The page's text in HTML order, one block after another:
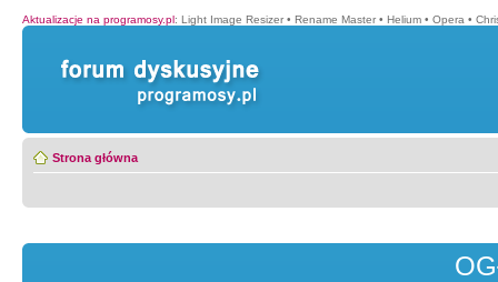
Aktualizacje na programosy.pl: Light Image Resizer • Rename Master • Helium • Opera •
Strona główna